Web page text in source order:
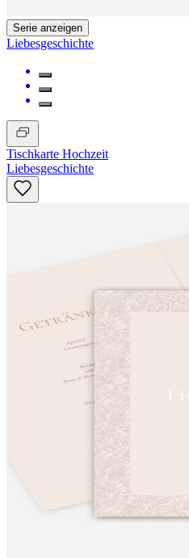
Serie anzeigen
Liebesgeschichte
Tischkarte Hochzeit
Liebesgeschichte